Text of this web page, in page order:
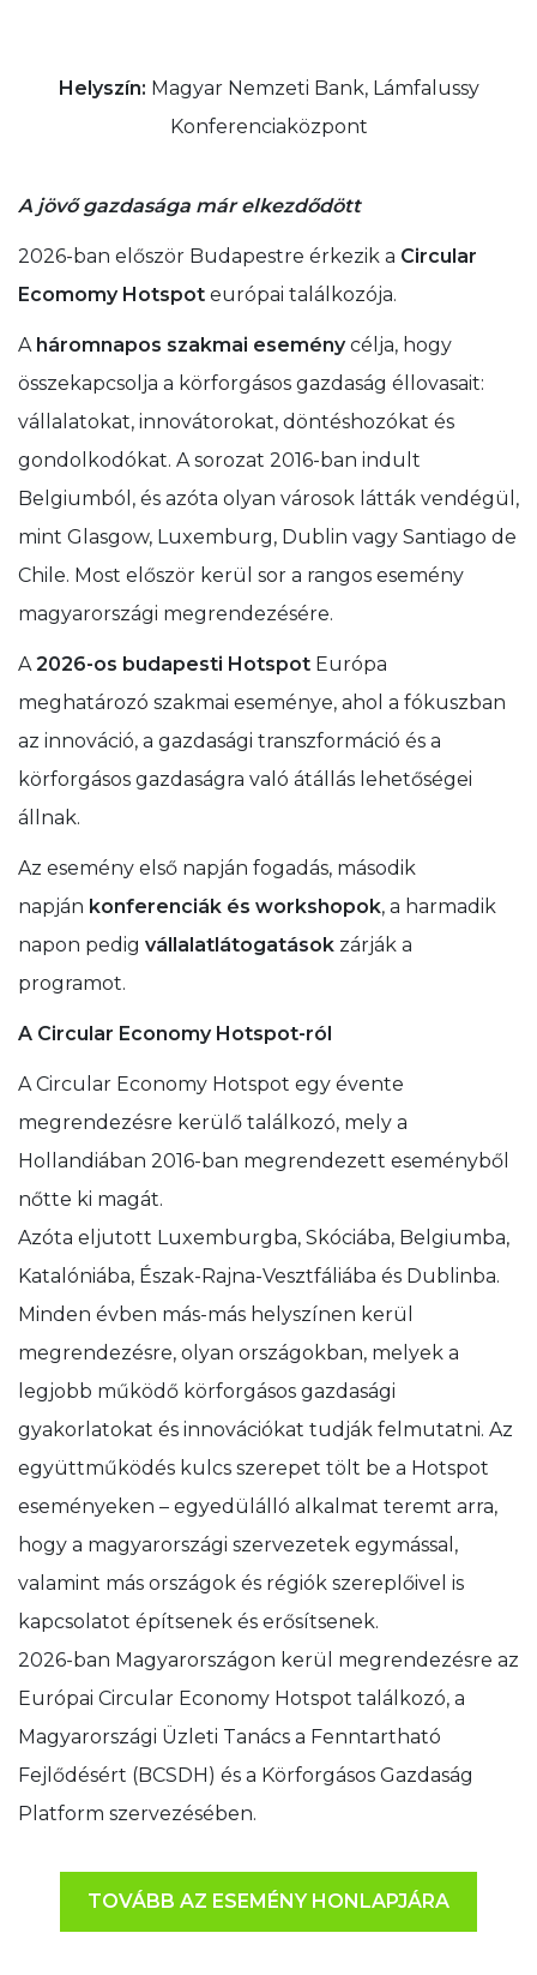
Helyszín: Magyar Nemzeti Bank, Lámfalussy
Konferenciaközpont
A jövő gazdasága már elkezdődött
2026-ban először Budapestre érkezik a Circular
Ecomomy Hotspot európai találkozója.
A háromnapos szakmai eseménycélja, hogy
összekapcsolja a körforgásos gazdaság éllovasait:
vállalatokat, innovátorokat, döntéshozókat és
gondolkodókat. A sorozat 2016-ban indult
Belgiumból, és azóta olyan városok látták vendégül,
mint Glasgow, Luxemburg, Dublin vagy Santiago de
Chile. Most először kerül sor a rangos esemény
magyarországi megrendezésére.
A2026-os budapesti Hotspot Európa
meghatározó szakmai eseménye, ahol a fókuszban
az innováció, a gazdasági transzformáció és a
körforgásos gazdaságra való átállás lehetőségei
állnak.
Az esemény első napján fogadás, második
napján konferenciák és workshopok, a harmadik
napon pedig vállalatlátogatások zárják a
programot.
A Circular Economy Hotspot-ról
A Circular Economy Hotspot egy évente
megrendezésre kerülő találkozó, mely a
Hollandiában 2016-ban megrendezett eseményből
nőtte ki magát.
Azóta eljutott Luxemburgba, Skóciába, Belgiumba,
Katalóniába, Észak-Rajna-Vesztfáliába és Dublinba.
Minden évben más-más helyszínen kerül
megrendezésre, olyan országokban, melyek a
legjobb működő körforgásos gazdasági
gyakorlatokat és innovációkat tudják felmutatni. Az
együttműködés kulcs szerepet tölt be a Hotspot
eseményeken – egyedülálló alkalmat teremt arra,
hogy a magyarországi szervezetek egymással,
valamint más országok és régiók szereplőivel is
kapcsolatot építsenek és erősítsenek.
2026-ban Magyarországon kerül megrendezésre az
Európai Circular Economy Hotspot találkozó, a
Magyarországi Üzleti Tanács a Fenntartható
Fejlődésért (BCSDH) és a Körforgásos Gazdaság
Platform szervezésében.
TOVÁBB AZ ESEMÉNY HONLAPJÁRA